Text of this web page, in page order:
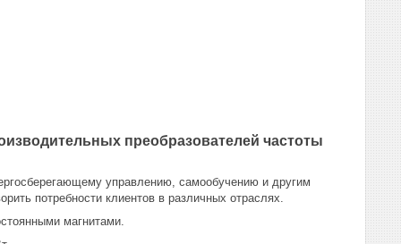
преобразователей частоты
управлению, самообучению и другим
потребности клиентов в различных отраслях.
магнитами.